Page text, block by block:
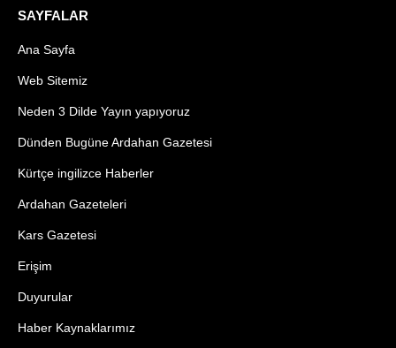
SAYFALAR
Ana Sayfa
Web Sitemiz
Neden 3 Dilde Yayın yapıyoruz
Dünden Bugüne Ardahan Gazetesi
Kürtçe ingilizce Haberler
Ardahan Gazeteleri
Kars Gazetesi
Erişim
Duyurular
Haber Kaynaklarımız